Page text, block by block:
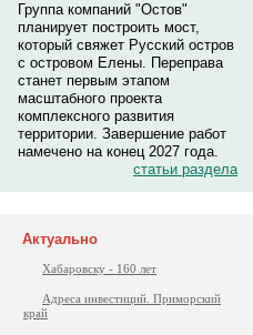
Группа компаний "Остов"
планирует построить мост,
который свяжет Русский остров
с островом Елены. Переправа
станет первым этапом
масштабного проекта
комплексного развития
территории. Завершение работ
намечено на конец 2027 года.
статьи раздела
Актуально
Хабаровску - 160 лет
Адреса инвестиций. Приморский
край